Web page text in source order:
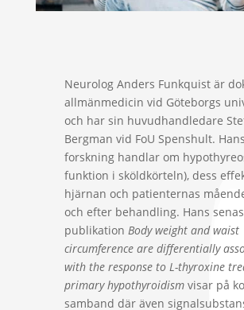
Neurolog Anders Funkquist är
allmänmedicin vid Göteborgs
och har sin huvudhandledare
Bergman vid FoU Spenshult. Hans
forskning handlar om
funktion i sköldkörteln), dess
hjärnan och patienternas
och efter behandling. Hans
publikation Body weight and waist
circumference are differentially
with the response to L-thyroxine
primary hypothyroidism visar på
samband där även